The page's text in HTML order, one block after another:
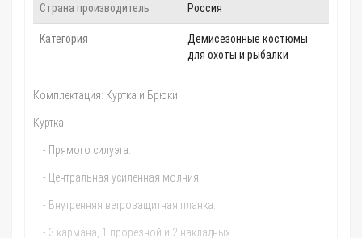
Страна производитель Россия
Категория
Демисезонные костюмы
для охоты и рыбалки
Комплектация: Куртка и Брюки
Куртка:
- Прямого силуэта.
- Центральная усиленная молния.
- Внутренняя ветрозащитная планка.
- 3 кармана, 1 прорезной и 2 накладных.